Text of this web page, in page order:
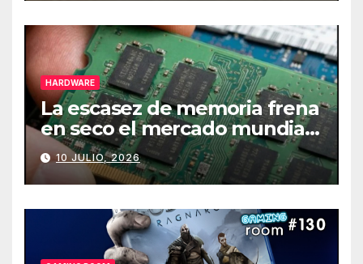
HARDWARE
La escasez de memoria frena
en seco el mercado mundial
de PCs
10 JULIO, 2026